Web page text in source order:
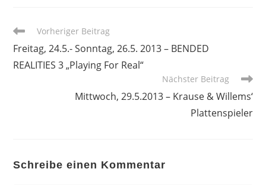
Weitere
ansehen
Vorheriger Beitrag
Freitag, 24.5.- Sonntag, 26.5. 2013 – BENDED
REALITIES 3 „Playing For Real“
Nächster Beitrag
Mittwoch, 29.5.2013 – Krause & Willems‘
Plattenspieler
Schreibe einen Kommentar